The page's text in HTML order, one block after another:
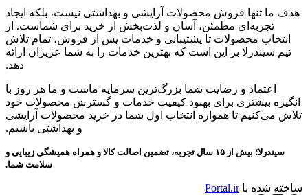
هدف ما تنها فروش محصولات آرایشی و بهداشتی نیست، بلکه ایجاد
تجربه‌ای مطمئن، آسان و لذت‌بخش از خرید برای شماست. از
انتخاب محصولات تا پشتیبانی و خدمات پس از فروش، تمام تلاش
تیم سیندرلا بر این است که بهترین خدمات را به شما عزیزان ارائه
دهد.
اعتماد و رضایت شما بزرگ‌ترین سرمایه ماست و ما هر روز با
انگیزه بیشتری برای بهبود کیفیت خدمات و گسترش محصولات خود
تلاش می‌کنیم تا همواره انتخاب اول شما در خرید محصولات آرایشی
و بهداشتی باشیم.
سیندرلا؛ بیش از ۱۵ سال تجربه، تضمین اصالت کالا و همراه همیشگی زیبایی و
سلامت شما.
ساخته شده باPortal.ir